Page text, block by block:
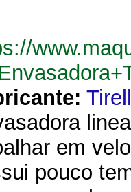
em
pouco